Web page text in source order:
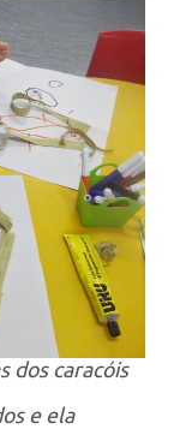
dos caracóis
e ela